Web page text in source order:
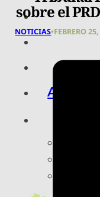
ARTE,
sobre el
NOTICIAS•FEBRERO